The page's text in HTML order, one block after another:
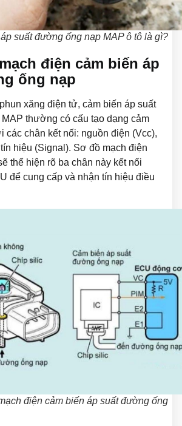
suất đường ống nạp MAP ô tô là gì?
điện cảm biến áp
ống nạp
xăng điện tử, cảm biến áp suất
thường có cấu tạo dạng cảm
các chân kết nối: nguồn điện (Vcc),
hiệu (Signal). Sơ đồ mạch điện
thể hiện rõ ba chân này kết nối
để cung cấp và nhận tín hiệu điều
điện cảm biến áp suất đường ống